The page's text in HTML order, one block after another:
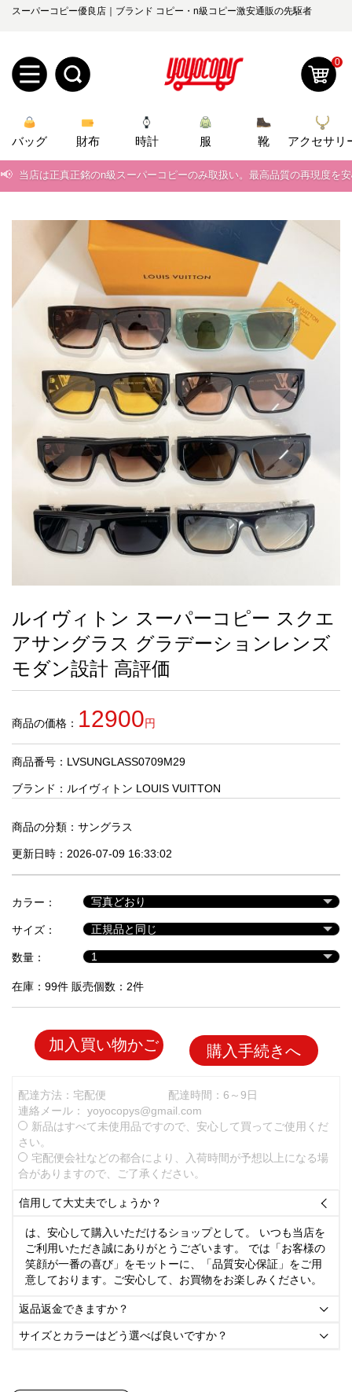
スーパーコピー優良店｜ブランド コピー・n級コピー激安通販の先駆者
規
ユ
ロ
グ
yoyocopys@gmail.com
2026人気特集
バッグ
財布
時計
服
ズボン
衣装セット
靴
住まい用品
アクセサリー
ベルト
スカーフ
アイフォーンケ
ース
小物
お
す
す
め
商
人
気
商
セ
ル
品
0
バッグ 財布 時計 服 靴
アクセサリ
📢 当店は正真正銘のn級スーパーコピーのみ取扱い。最高品質の再現度を
📢 2026春の新作続々更新中！期間中のご注文でお得な割引をご利用いただ
新作入荷！ルイ・ヴィトンスーパーコピー バッグ最新モデルが登場。
当店は正真正銘のn級スーパーコピーのみ取扱い。最高品質の再現度を
2026春の新作続々更新中！期間中のご注文でお得な割引をご利用いただ
新作入荷！ルイ・ヴィトンスーパーコピー バッグ最新モデルが登場。
ルイヴィトン スーパーコピー スクエ
アサングラス グラデーションレンズ
モダン設計 高評価
商品の価格： 12900円
商品番号：LVSUNGLASS0709M29
ブランド： ルイヴィトン LOUIS VUITTON
商品の分類： サングラス
更新日時：2026-07-09 16:33:02
カラー：
サイズ：
数量：
在庫：99件 販売個数：2件
加入買い物かご 購入手続きへ
配達方法：宅配便
配達時間：6～9日
連絡メール： yoyocopys@gmail.com
新品はすべて未使用品ですので、安心して買ってご使用くだ
さい。
宅配便会社などの都合により、入荷時間が予想以上になる場
合がありますので、ご了承ください。
信用して大丈夫でしょうか？ 
は、安心して購入いただけるショップとして。 いつも当店を
ご利用いただき誠にありがとうございます。 では「お客様の
笑顔が一番の喜び」をモットーに、「品質安心保証」をご用
意しております。ご安心して、お買物をお楽しみください。
返品返金できますか？ 
サイズとカラーはどう選べば良いですか？ 